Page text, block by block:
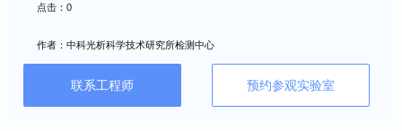
点击：0
作者：中科光析科学技术研究所检测中心
联系工程师 预约参观实验室